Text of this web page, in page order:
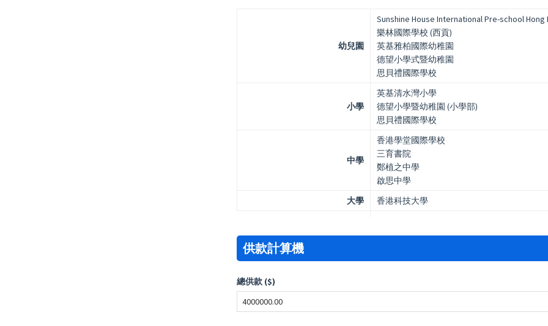
幼兒園
Sunshine House International Pre-school Hong
樂林國際學校 (西貢)
英基雅柏國際幼稚園
德望小學式暨幼稚園
思貝禮國際學校
小學
英基清水灣小學
德望小學暨幼稚園 (小學部)
思貝禮國際學校
中學
香港學堂國際學校
三育書院
鄭植之中學
啟思中學
大學
香港科技大學
供款計算機
總供款 ($)